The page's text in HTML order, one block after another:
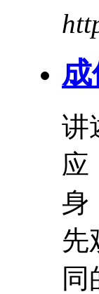
讲
应
身
先